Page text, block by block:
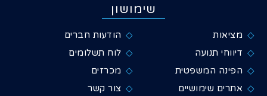
שימושון
מציאות
הודעות חברים
דיווחי תנועה
לוח תשלומים
הפינה המשפטית
מכרזים
אתרים שימושיים
צור קשר